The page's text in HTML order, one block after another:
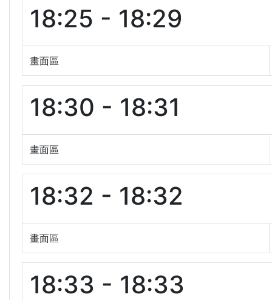
18:25 - 18:29
畫面區
18:30 - 18:31
畫面區
18:32 - 18:32
畫面區
18:33 - 18:33